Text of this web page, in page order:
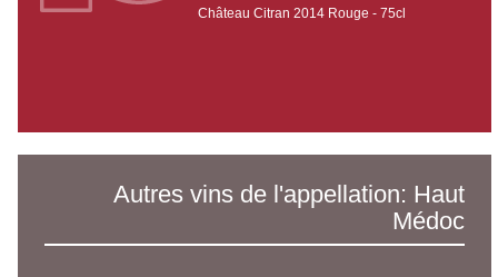
Château Citran 2014 Rouge - 75cl
Autres vins de l'appellation: Haut
Médoc